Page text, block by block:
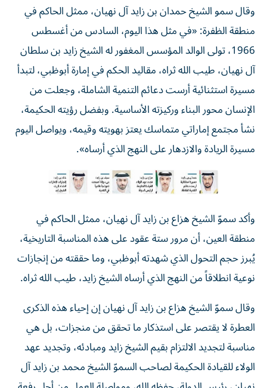
وقال سمو الشيخ حمدان بن زايد آل نهيان، ممثل الحاكم في
منطقة الظفرة: «في مثل هذا اليوم، السادس من أغسطس
1966، تولى الوالد المؤسس المغفور له الشيخ زايد بن سلطان
آل نهيان، طيب الله ثراه، مقاليد الحكم في إمارة أبوظبي، لتبدأ
مسيرة استثنائية أرست دعائم التنمية الشاملة، وجعلت من
الإنسان محور البناء وركيزته الأساسية. وبفضل رؤيته الحكيمة،
نشأ مجتمع إماراتي متماسك يعتز بهويته وقيمه، ويواصل اليوم
مسيرة الريادة والازدهار على النهج الذي أرساه».
وأكد سموّ الشيخ هزاع بن زايد آل نهيان، ممثل الحاكم في
منطقة العين، أن مرور ستة عقود على هذه المناسبة التاريخية،
يُبرز حجم التحول الذي شهدته أبوظبي، وما حققته من إنجازات
نوعية انطلاقاً من النهج الذي أرساه الشيخ زايد، طيب الله ثراه.
وقال سموّ الشيخ هزاع بن زايد آل نهيان إن إحياء هذه الذكرى
العطرة لا يقتصر على استذكار ما تحقق من منجزات، بل هي
مناسبة لتجديد الالتزام بقيم الشيخ زايد ومبادئه، وتجديد عهد
الولاء للقيادة الحكيمة لصاحب السموّ الشيخ محمد بن زايد آل